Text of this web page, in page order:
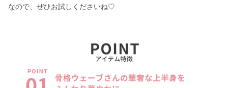
なので、ぜひお試しくださいね♡